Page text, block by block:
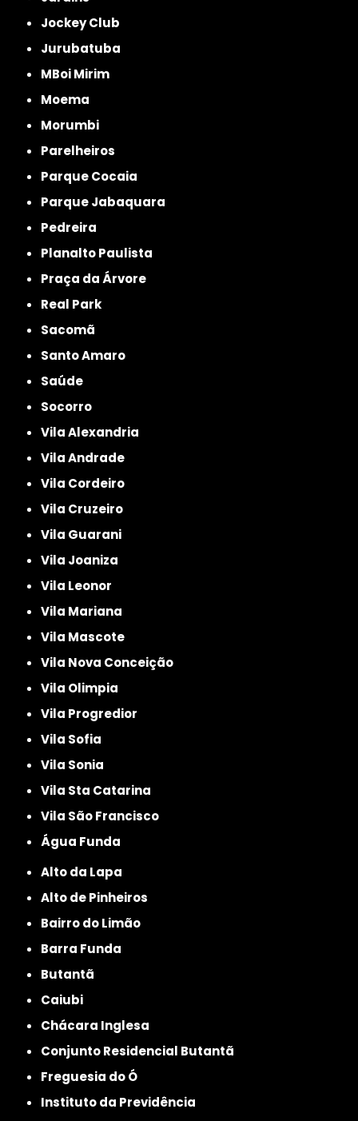
Jockey Club
Jurubatuba
MBoi Mirim
Moema
Morumbi
Parelheiros
Parque Cocaia
Parque Jabaquara
Pedreira
Planalto Paulista
Praça da Árvore
Real Park
Sacomã
Santo Amaro
Saúde
Socorro
Vila Alexandria
Vila Andrade
Vila Cordeiro
Vila Cruzeiro
Vila Guarani
Vila Joaniza
Vila Leonor
Vila Mariana
Vila Mascote
Vila Nova Conceição
Vila Olimpia
Vila Progredior
Vila Sofia
Vila Sonia
Vila Sta Catarina
Vila São Francisco
Água Funda
Alto da Lapa
Alto de Pinheiros
Bairro do Limão
Barra Funda
Butantã
Caiubi
Chácara Inglesa
Conjunto Residencial Butantã
Freguesia do Ó
Instituto da Previdência